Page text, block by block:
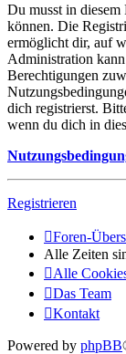
Du musst in diesem
können. Die
ermöglicht dir, auf
Administration
Berechtigungen
dich registrierst.
wenn du dich in
Registrieren
Foren-
Alle Zeiten
Alle
Das Team
Kontakt
Powered by phpBB